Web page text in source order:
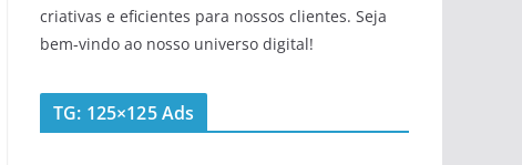
criativas e eficientes para nossos clientes. Seja
bem-vindo ao nosso universo digital!
TG: 125×125 Ads